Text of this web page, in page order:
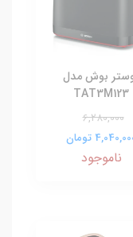
بوش مدل
TAT3M123
6,280,000
تومان
ناموجود